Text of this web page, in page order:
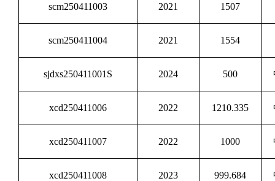
scm250411003 2021 1507
scm250411004 2021 1554
sjdxs250411001S 2024 500
xcd250411006 2022 1210.335
xcd250411007 2022 1000
xcd250411008 2023 999.684